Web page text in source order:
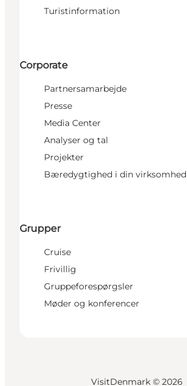
Turistinformation
Corporate
Partnersamarbejde
Presse
Media Center
Analyser og tal
Projekter
Bæredygtighed i din virksomhed
Grupper
Cruise
Frivillig
Gruppeforespørgsler
Møder og konferencer
VisitDenmark © 2026